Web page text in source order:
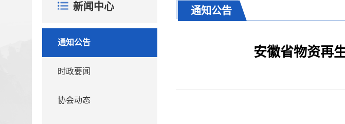
新闻中心
通知公告
时政要闻
协会动态
通知公告
安徽省物资再